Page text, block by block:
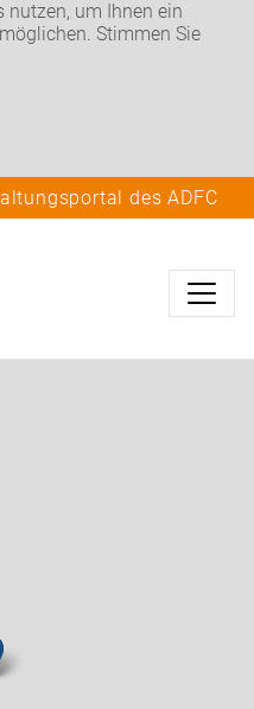
nutzen, um Ihnen ein
Stimmen Sie
des ADFC